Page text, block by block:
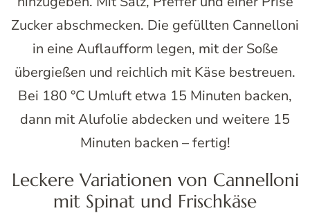
Zucker abschmecken. Die gefüllten Cannelloni
in eine Auflaufform legen, mit der Soße
übergießen und reichlich mit Käse bestreuen.
Bei 180 °C Umluft etwa 15 Minuten backen,
dann mit Alufolie abdecken und weitere 15
Minuten backen – fertig!
Leckere Variationen von Cannelloni
mit Spinat und Frischkäse